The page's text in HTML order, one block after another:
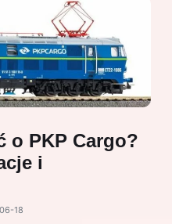
o PKP Cargo?
i
18